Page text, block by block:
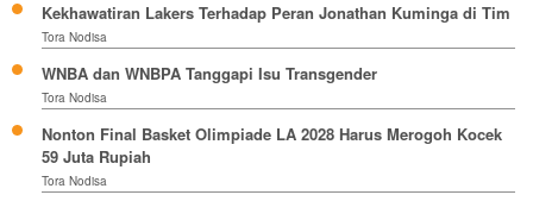
Kekhawatiran Lakers Terhadap Peran Jonathan Kuminga di Tim
Tora Nodisa
WNBA dan WNBPA Tanggapi Isu Transgender
Tora Nodisa
Nonton Final Basket Olimpiade LA 2028 Harus Merogoh Kocek
59 Juta Rupiah
Tora Nodisa